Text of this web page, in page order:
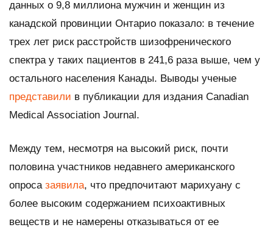
данных о 9,8 миллиона мужчин и женщин из
канадской провинции Онтарио показало: в течение
трех лет риск расстройств шизофренического
спектра у таких пациентов в 241,6 раза выше, чем у
остального населения Канады. Выводы ученые
представили в публикации для издания Canadian
Medical Association Journal.
Между тем, несмотря на высокий риск, почти
половина участников недавнего американского
опроса заявила, что предпочитают марихуану с
более высоким содержанием психоактивных
веществ и не намерены отказываться от ее